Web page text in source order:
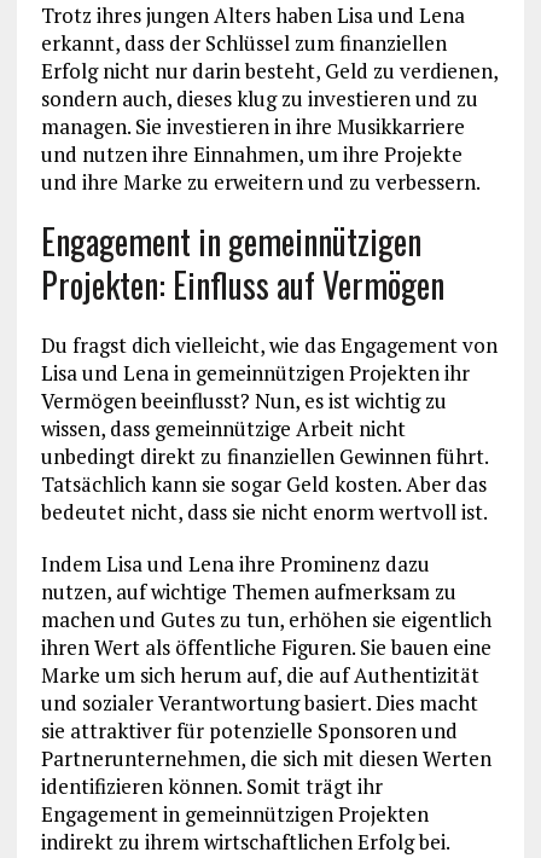
Trotz ihres jungen Alters haben Lisa und Lena
erkannt, dass der Schlüssel zum finanziellen
Erfolg nicht nur darin besteht, Geld zu verdienen,
sondern auch, dieses klug zu investieren und zu
managen. Sie investieren in ihre Musikkarriere
und nutzen ihre Einnahmen, um ihre Projekte
und ihre Marke zu erweitern und zu verbessern.
Engagement in gemeinnützigen
Projekten: Einfluss auf Vermögen
Du fragst dich vielleicht, wie das Engagement von
Lisa und Lena in gemeinnützigen Projekten ihr
Vermögen beeinflusst? Nun, es ist wichtig zu
wissen, dass gemeinnützige Arbeit nicht
unbedingt direkt zu finanziellen Gewinnen führt.
Tatsächlich kann sie sogar Geld kosten. Aber das
bedeutet nicht, dass sie nicht enorm wertvoll ist.
Indem Lisa und Lena ihre Prominenz dazu
nutzen, auf wichtige Themen aufmerksam zu
machen und Gutes zu tun, erhöhen sie eigentlich
ihren Wert als öffentliche Figuren. Sie bauen eine
Marke um sich herum auf, die auf Authentizität
und sozialer Verantwortung basiert. Dies macht
sie attraktiver für potenzielle Sponsoren und
Partnerunternehmen, die sich mit diesen Werten
identifizieren können. Somit trägt ihr
Engagement in gemeinnützigen Projekten
indirekt zu ihrem wirtschaftlichen Erfolg bei.